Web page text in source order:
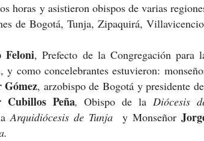
horas y asistieron obispos de varias
de Bogotá, Tunja, Zipaquirá,
Feloni, Prefecto de la Congregación para
como concelebrantes estuvieron:
Gómez, arzobispo de Bogotá y presidente
Cubillos Peña,Obispo de la Diócesis
Arquidiócesis de Tunjay Monseñor